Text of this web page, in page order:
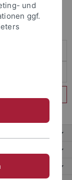
an um sich
und
ggf.